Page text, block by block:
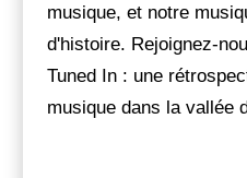
musique, et notre
d'histoire. Rejoignez-
Tuned In : une
musique dans la vallée